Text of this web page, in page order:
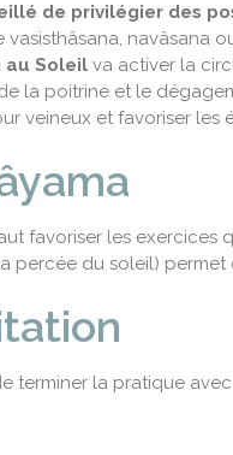
de privilégier des
vasisthâsana, navâsana
Soleil va activer la
la poitrine et le
veineux et favoriser les
favoriser les
percée du soleil) permet
terminer la pratique